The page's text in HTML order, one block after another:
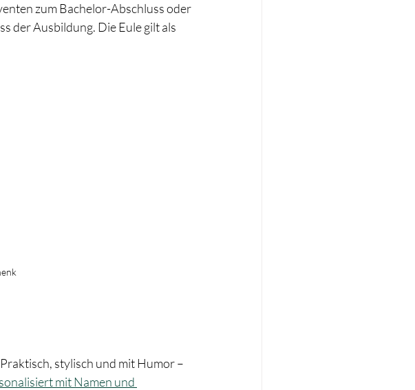
zum Bachelor-Abschluss oder
der Ausbildung. Die Eule gilt als
stylisch und mit Humor –
mit Namen und